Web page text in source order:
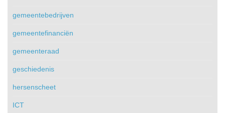
gemeentebedrijven
gemeentefinanciën
gemeenteraad
geschiedenis
hersenscheet
ICT